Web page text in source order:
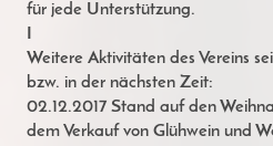
für jede Unterstützung.
Weitere Aktivitäten des Vereins
bzw. in der nächsten Zeit:
02.12.2017 Stand auf den
demVerkauf von Glühwein und